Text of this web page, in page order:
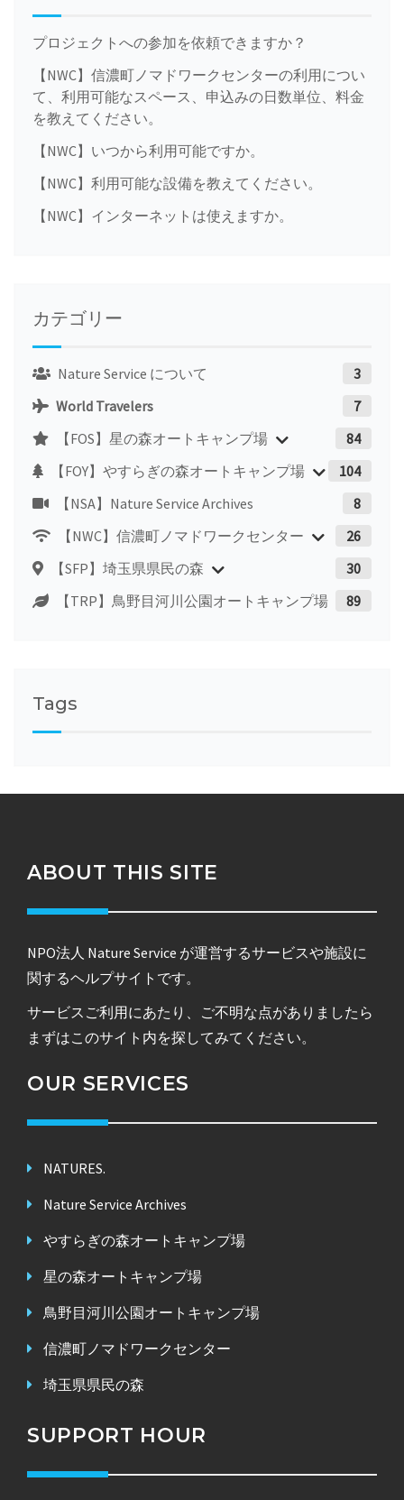
プロジェクトへの参加を依頼できますか？
【NWC】信濃町ノマドワークセンターの利用につい
て、利用可能なスペース、申込みの日数単位、料金
を教えてください。
【NWC】いつから利用可能ですか。
【NWC】利用可能な設備を教えてください。
【NWC】インターネットは使えますか。
カテゴリー
Nature Service について
3
World Travelers
7
【FOS】星の森オートキャンプ場
84
【FOY】やすらぎの森オートキャンプ場
104
【NSA】Nature Service Archives
8
【NWC】信濃町ノマドワークセンター
26
【SFP】埼玉県県民の森
30
【TRP】鳥野目河川公園オートキャンプ場
89
Tags
ABOUT THIS SITE
NPO法人 Nature Service が運営するサービスや施設に
関するヘルプサイトです。
サービスご利用にあたり、ご不明な点がありましたら
まずはこのサイト内を探してみてください。
OUR SERVICES
NATURES.
Nature Service Archives
やすらぎの森オートキャンプ場
星の森オートキャンプ場
鳥野目河川公園オートキャンプ場
信濃町ノマドワークセンター
埼玉県県民の森
SUPPORT HOUR